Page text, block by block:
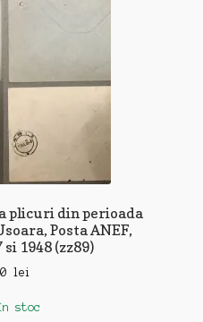
plicuri din perioada
Posta ANEF,
1948 (zz89)
lei
stoc